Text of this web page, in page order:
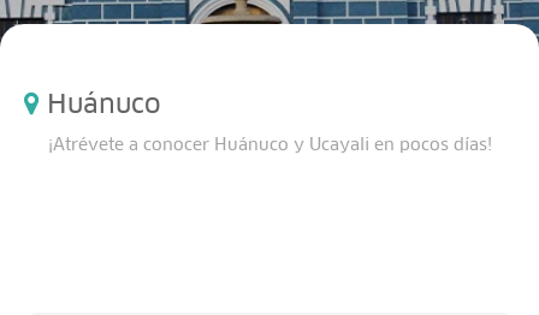
Huánuco
¡Atrévete a conocer Huánuco y Ucayali en pocos días!